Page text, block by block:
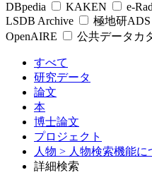
DBpedia
KAKEN e-Rad
LSDB Archive
極地研ADS
OpenAIRE
公共データカ
すべて
研究データ
論文
本
博士論文
プロジェクト
人物 > 人物検索機能に
詳細検索